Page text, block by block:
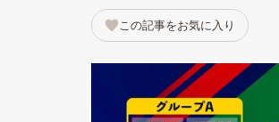
この記事をお気に入り